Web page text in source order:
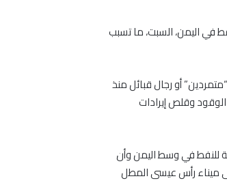
في اليمن، السبت، ما تسبب
أو رجال قبائل منذ
ما تسبب في نقص الوقود وقلص إيرادات
للنفط في وسط اليمن وأن
ميناء رأس عيسى المطل